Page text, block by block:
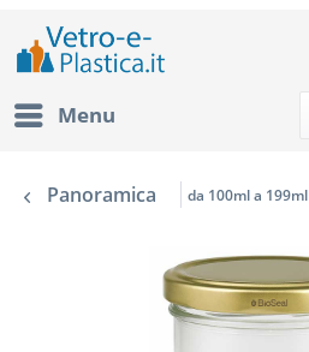
Menu
Panoramica da 100ml a 199ml